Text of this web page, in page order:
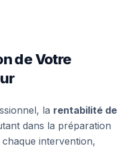
de Votre
la rentabilité de
dans la préparation
intervention,